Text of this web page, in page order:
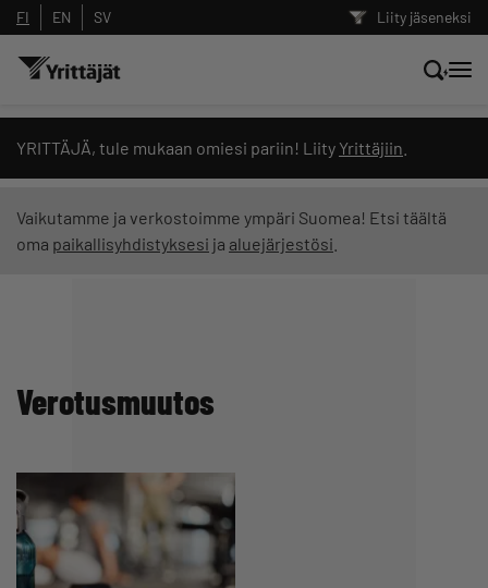
Liity jäseneksi
FI EN SV
YRITTÄJÄ, tule mukaan omiesi pariin! Liity Yrittäjiin
Vaikutamme ja verkostoimme ympäri Suomea! Etsi täältä
oma paikallisyhdistyksesi ja aluejärjestösi
Verotusmuutos
Hae sivustolta tai kysy suoraan
Yrittäjien tekoälyltä